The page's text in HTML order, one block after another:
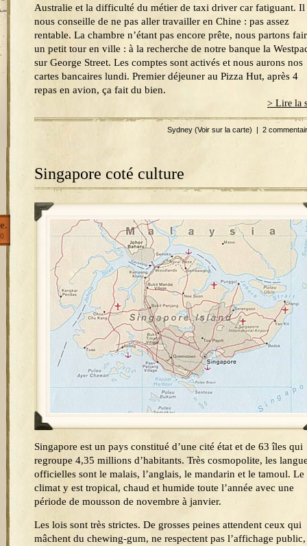
Australie et la difficulté du métier de taxi driver car fatiguant. Il
nous conseille de ne pas aller travailler en Chine : pas assez
rentable. La chambre n’étant pas encore prête, nous partons
un petit tour en ville : à la recherche de notre banque la
sur George Street. Les comptes sont activés et nous aurons nos
cartes bancaires lundi. Premier déjeuner au Pizza Hut, après 4
repas en avion, ça fait du bien.
> Lire la
Sydney (Voir sur la carte) | 2
Singapore coté culture
Singapore est un pays constitué d’une cité état et de 63 îles qui
regroupe 4,35 millions d’habitants. Très cosmopolite, les
officielles sont le malais, l’anglais, le mandarin et le tamoul. Le
climat y est tropical, chaud et humide toute l’année avec une
période de mousson de novembre à janvier.
Les lois sont très strictes. De grosses peines attendent ceux qui
mâchent du chewing-gum, ne respectent pas l’affichage public,